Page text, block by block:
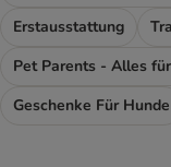
Erstausstattung
Pet Parents - Alles
Geschenke Für Hunde